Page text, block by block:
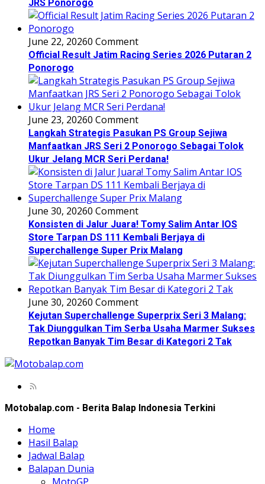
JRS Ponorogo
June 22, 20260 Comment
Official Result Jatim Racing Series 2026 Putaran 2
Ponorogo
June 23, 20260 Comment
Langkah Strategis Pasukan PS Group Sejiwa
Manfaatkan JRS Seri 2 Ponorogo Sebagai Tolok
Ukur Jelang MCR Seri Perdana!
June 30, 20260 Comment
Konsisten di Jalur Juara! Tomy Salim Antar IOS
Store Tarpan DS 111 Kembali Berjaya di
Superchallenge Super Prix Malang
June 30, 20260 Comment
Kejutan Superchallenge Superprix Seri 3 Malang:
Tak Diunggulkan Tim Serba Usaha Marmer Sukses
Repotkan Banyak Tim Besar di Kategori 2 Tak
Motobalap.com - Berita Balap Indonesia Terkini
Home
Hasil Balap
Jadwal Balap
Balapan Dunia